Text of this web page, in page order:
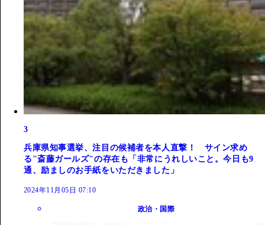
3
兵庫県知事選挙、注目の候補者を本人直撃！ サイン求め
る"斎藤ガールズ"の存在も「非常にうれしいこと。今日も9
通、励ましのお手紙をいただきました」
2024年11月05日 07:10
政治・国際